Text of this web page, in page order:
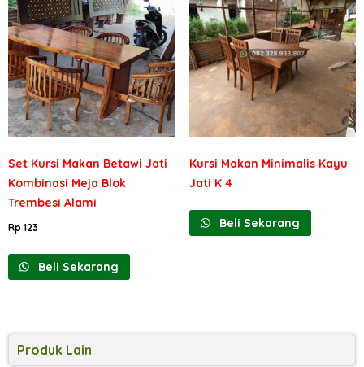
Set Kursi Makan Betawi Jati
Kombinasi Meja Blok
Trembesi Alami
Rp 123
Beli Sekarang
Kursi Makan Minimalis Kayu
Jati K 4
Beli Sekarang
Produk Lain